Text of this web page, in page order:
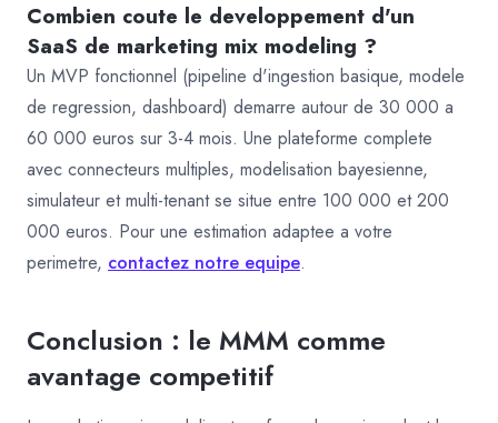
Combien coute le developpement d'un
SaaS de marketing mix modeling ?
Un MVP fonctionnel (pipeline d'ingestion basique, modele
de regression, dashboard) demarre autour de 30 000 a
60 000 euros sur 3-4 mois. Une plateforme complete
avec connecteurs multiples, modelisation bayesienne,
simulateur et multi-tenant se situe entre 100 000 et 200
000 euros. Pour une estimation adaptee a votre
perimetre, contactez notre equipe.
Conclusion : le MMM comme
avantage competitif